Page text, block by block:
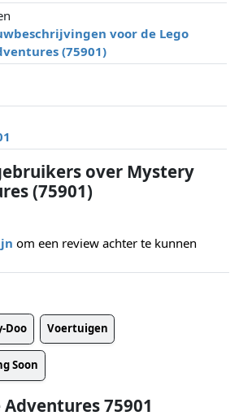
voor de Lego
(75901)
over Mystery
(75901)
om een review achter te kunnen
Doo Voertuigen
Soon
75901